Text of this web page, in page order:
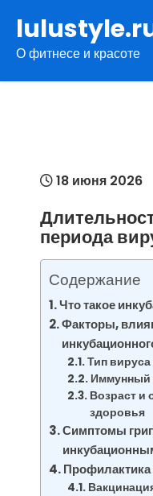
содержимому
О фитнесе и красоте
18 июня 2026
периода
Содержание
Что такое
Факторы,
Тип вируса
Иммунный
Возраст и
здоровья
Симптомы
Профилактика